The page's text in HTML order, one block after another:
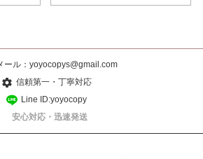
ール： yoyocopys@gmail.com
信頼第一・丁寧対応
Line ID:yoyocopy
安心対応・迅速発送